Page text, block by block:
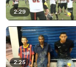
2:29
2:25